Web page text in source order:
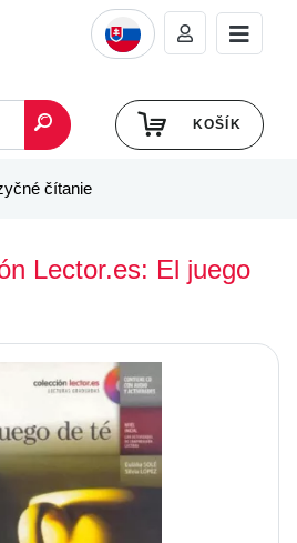
KOŠÍK
čítanie
Lector.es: El juego